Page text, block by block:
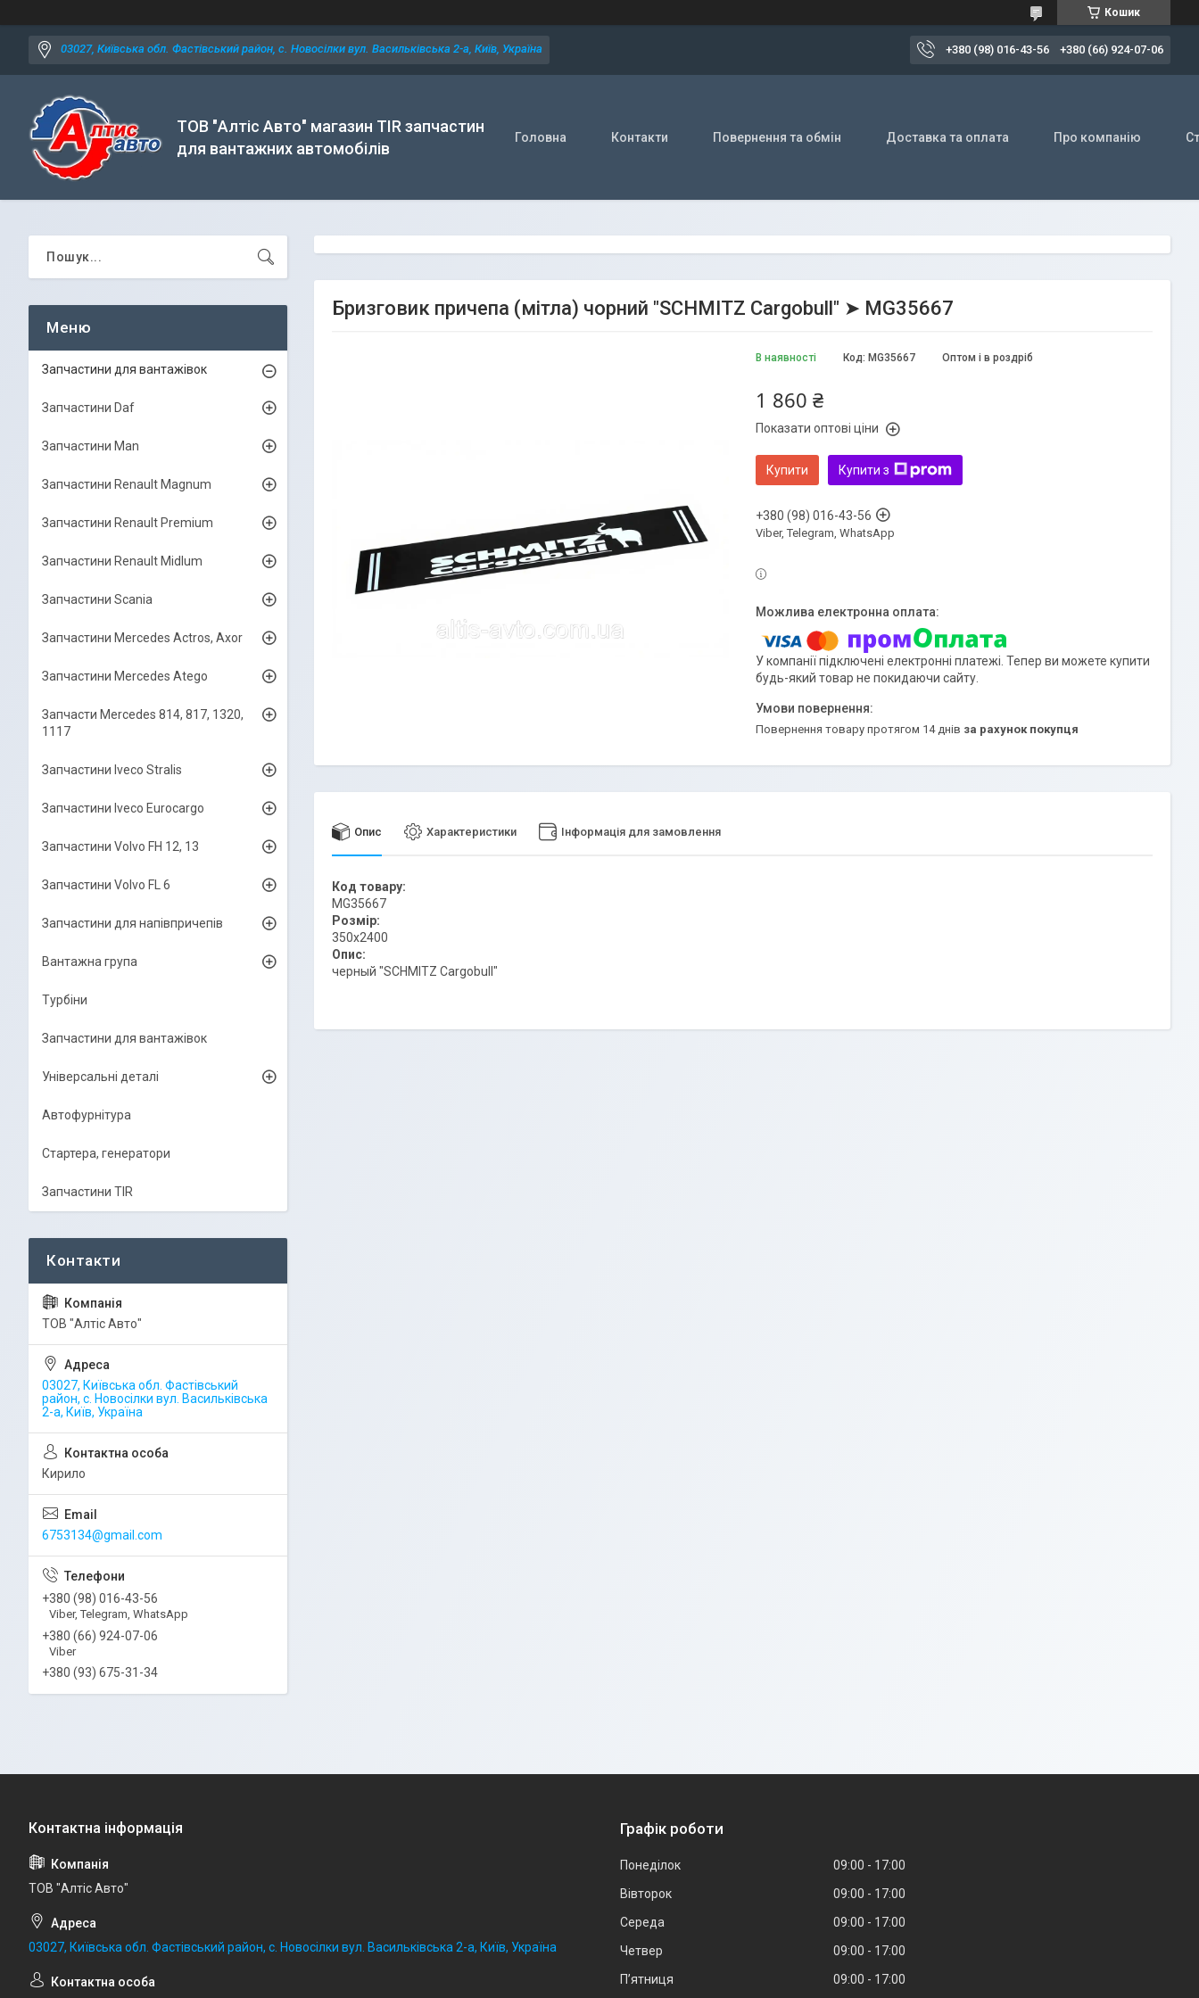
Кошик
03027, Київська обл. Фастівський район, с. Новосілки вул. Васильківська 2-а, Київ, Україна +380 (98) 016-43-56 +380 (66) 924-07-06
ТОВ "Алтіс Авто" магазин TIR запчастин
для вантажних автомобілів
Головна Контакти Повернення та обмін Доставка та оплата Про компанію
Бризговик причепа (мітла) чорний "SCHMITZ Cargobull" ➤ MG35667
В наявності Оптом і в роздріб
Код: MG35667
1 860 ₴
Показати оптові ціни
Купити Купити з
+380 (98) 016-43-56
Viber, Telegram, WhatsApp
У компанії підключені електронні платежі. Тепер ви можете купити
будь-який товар не покидаючи сайту.
повернення товару протягом 14 днів за рахунок покупця
Опис Характеристики Інформація для замовлення
Код товару:
MG35667
Розмір:
350x2400
Опис:
черный "SCHMITZ Cargobull"
Запчастини для вантажівок
Запчастини Daf
Запчастини Man
Запчастини Renault Magnum
Запчастини Renault Premium
Запчастини Renault Midlum
Запчастини Scania
Запчастини Mercedes Actros, Axor
Запчастини Mercedes Atego
Запчасти Mercedes 814, 817, 1320,
1117
Запчастини Iveco Stralis
Запчастини Iveco Eurocargo
Запчастини Volvo FH 12, 13
Запчастини Volvo FL 6
Запчастини для напівпричепів
Вантажна група
Турбіни
Запчастини для вантажівок
Універсальні деталі
Автофурнітура
Стартера, генератори
Запчастини TIR
ТОВ "Алтіс Авто"
03027, Київська обл. Фастівський
район, с. Новосілки вул. Васильківська
2-а, Київ, Україна
Кирило
6753134@gmail.com
+380 (98) 016-43-56
Viber, Telegram, WhatsApp
+380 (66) 924-07-06
Viber
+380 (93) 675-31-34
ТОВ "Алтіс Авто"
03027, Київська обл. Фастівський район, с. Новосілки вул. Васильківська 2-а, Київ, Україна
Графік роботи
Понеділок 09:00
17:00
Вівторок
09:00
17:00
Середа
09:00
17:00
Четвер
09:00
17:00
Пʼятниця
09:00 17:00